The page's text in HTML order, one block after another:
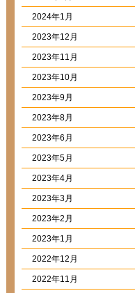
2024年1月
2023年12月
2023年11月
2023年10月
2023年9月
2023年8月
2023年6月
2023年5月
2023年4月
2023年3月
2023年2月
2023年1月
2022年12月
2022年11月